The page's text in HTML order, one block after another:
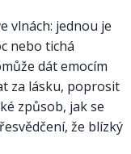
vlnách: jednou je
nebo tichá
dát emocím
za lásku, poprosit
způsob, jak se
že blízký